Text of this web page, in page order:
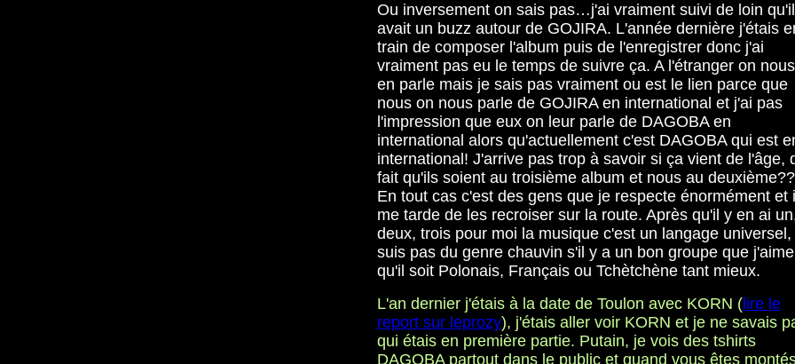
Ou inversement on sais pas…j'ai vraiment suivi de loin
avait un buzz autour de GOJIRA. L'année dernière j'étais
train de composer l'album puis de l'enregistrer donc j'ai
vraiment pas eu le temps de suivre ça. A l'étranger on nous
en parle mais je sais pas vraiment ou est le lien parce que
nous on nous parle de GOJIRA en international et j'ai pas
l'impression que eux on leur parle de DAGOBA en
international alors qu'actuellement c'est DAGOBA qui est
international! J'arrive pas trop à savoir si ça vient de l'âge,
fait qu'ils soient au troisième album et nous au deuxième??
En tout cas c'est des gens que je respecte énormément et il
me tarde de les recroiser sur la route. Après qu'il y en ai
deux, trois pour moi la musique c'est un langage universel,
suis pas du genre chauvin s'il y a un bon groupe que j'aime
qu'il soit Polonais, Français ou Tchètchène tant mieux.
L'an dernier j'étais à la date de Toulon avec KORN (lire le
report sur leprozy), j'étais aller voir KORN et je ne savais
qui étais en première partie. Putain, je vois des tshirts
DAGOBA partout dans le public et quand vous êtes